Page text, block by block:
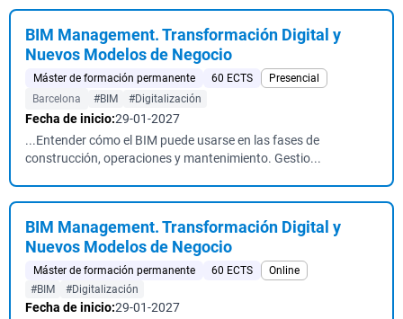
BIM Management. Transformación Digital y
Nuevos Modelos de Negocio
Máster de formación permanente 60 ECTS
Presencial
Barcelona
#BIM #Digitalización
Fecha de inicio:29-01-2027
...Entender cómo el BIM puede usarse en las fases de
construcción, operaciones y mantenimiento. Gestio...
BIM Management. Transformación Digital y
Nuevos Modelos de Negocio
Máster de formación permanente 60 ECTS
Online
#BIM
#Digitalización
Fecha de inicio:29-01-2027